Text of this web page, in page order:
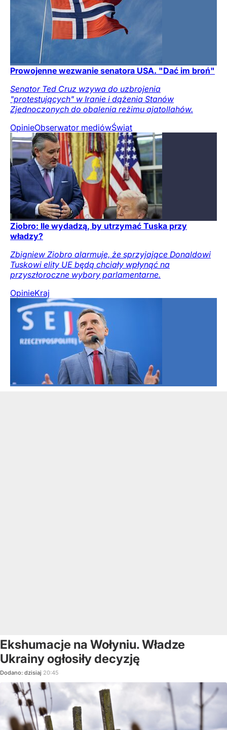
Prowojenne wezwanie senatora USA. "Dać im broń"
Senator Ted Cruz wzywa do uzbrojenia
"protestujących" w Iranie i dążenia Stanów
Zjednoczonych do obalenia reżimu ajatollahów.
OpinieObserwator mediówŚwiat
Ziobro: Ile wydadzą, by utrzymać Tuska przy
władzy?
Zbigniew Ziobro alarmuje, że sprzyjające Donaldowi
Tuskowi elity UE będą chciały wpłynąć na
przyszłoroczne wybory parlamentarne.
OpinieKraj
Ekshumacje na Wołyniu. Władze
Ukrainy ogłosiły decyzję
Dodano: dzisiaj 20:45